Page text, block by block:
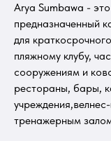
Arya Sumbawa -
предназначенный
для
пляжному клубу,
сооружениям и
рестораны, бары,
тренажерным